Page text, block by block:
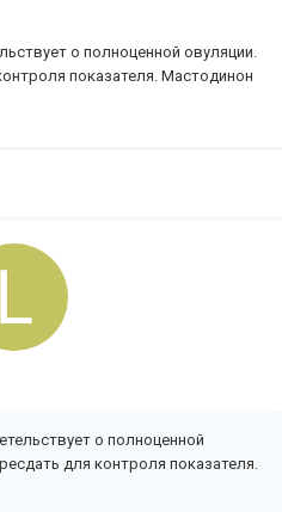
о полноценной овуляции.
показателя. Мастодинон
о полноценной
для контроля показателя.